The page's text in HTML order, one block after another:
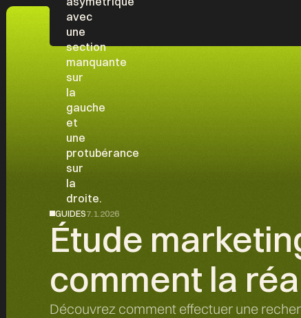
GUIDES7.1.2026
Étude
comment la
Découvrez comment effectuer une